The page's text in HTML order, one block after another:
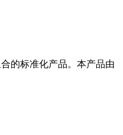
的标准化产品。本产品由